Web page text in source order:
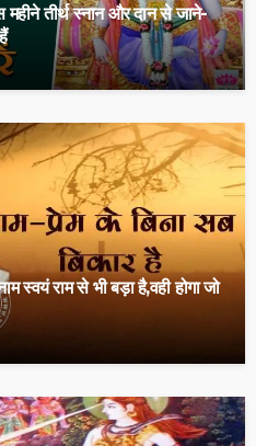
तीर्थ स्नान और दान से जाने-
स्वयं राम से भी बड़ा है,वही होगा जो